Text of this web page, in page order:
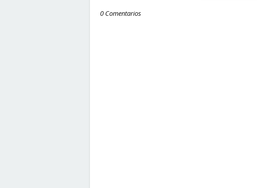
0 Comentarios